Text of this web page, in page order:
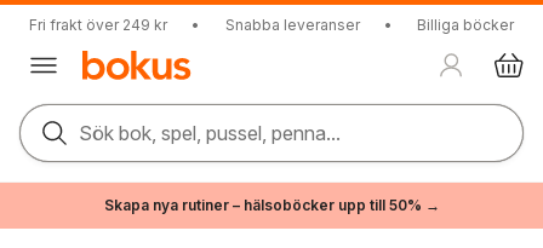
Fri frakt över 249 kr • Snabba leveranser • Billiga böcker
Sök bok, spel, pussel, penna...
Skapa nya rutiner – hälsoböcker upp till 50% →